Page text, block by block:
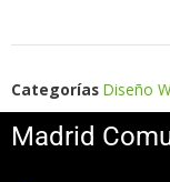
Categorías Diseño
Madrid